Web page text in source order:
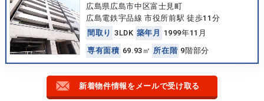
広島県広島市中区富士見町
広島電鉄宇品線 市役所前駅 徒歩11分
間 取 り 3LDK 築年 月
1999年11月
専有面積 69.93㎡ 所在 階 9階部分
新着物件情報をメールで受け取る